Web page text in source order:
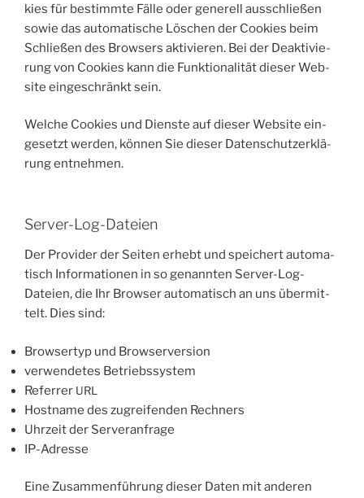
kies für bestimm­te Fäl­le oder gene­rell aus­schlie­ßen
sowie das auto­ma­ti­sche Löschen der Coo­kies beim
Schlie­ßen des Brow­sers akti­vie­ren. Bei der Deak­ti­vie­
rung von Coo­kies kann die Funk­tio­na­li­tät die­ser Web­
site ein­ge­schränkt sein.
Wel­che Coo­kies und Diens­te auf die­ser Web­site ein­
ge­setzt wer­den, kön­nen Sie die­ser Daten­schutz­er­klä­
rung entnehmen.
Server-Log-Dateien
Der Pro­vi­der der Sei­ten erhebt und spei­chert auto­ma­
tisch Infor­ma­tio­nen in so genann­ten Ser­ver-Log-
Datei­en, die Ihr Brow­ser auto­ma­tisch an uns über­mit­
telt. Dies sind:
Brow­ser­typ und Browserversion
ver­wen­de­tes Betriebssystem
Refer­rer URL
Host­na­me des zugrei­fen­den Rechners
Uhr­zeit der Serveranfrage
IP-Adres­se
Eine Zusam­men­füh­rung die­ser Daten mit ande­ren